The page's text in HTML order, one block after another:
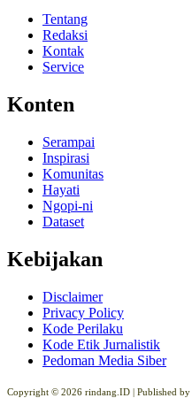
Tentang
Redaksi
Kontak
Service
Konten
Serampai
Inspirasi
Komunitas
Hayati
Ngopi-ni
Dataset
Kebijakan
Disclaimer
Privacy Policy
Kode Perilaku
Kode Etik Jurnalistik
Pedoman Media Siber
Copyright © 2026 rindang.ID | Published by